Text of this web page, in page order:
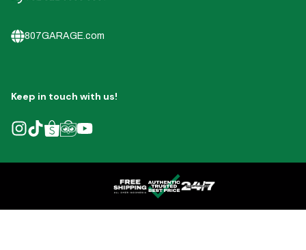
807GARAGE.com
Keep in touch with us!